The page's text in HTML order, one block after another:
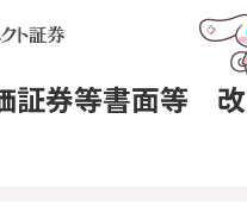
証券等書面等